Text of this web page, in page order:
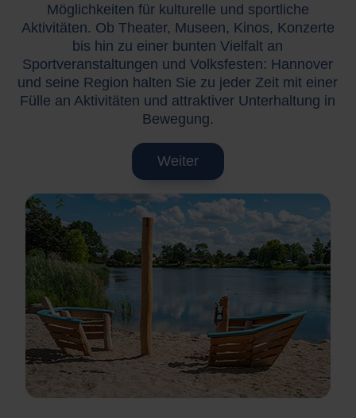
Möglichkeiten für kulturelle und sportliche
Aktivitäten. Ob Theater, Museen, Kinos, Konzerte
bis hin zu einer bunten Vielfalt an
Sportveranstaltungen und Volksfesten: Hannover
und seine Region halten Sie zu jeder Zeit mit einer
Fülle an Aktivitäten und attraktiver Unterhaltung in
Bewegung.
Weiter